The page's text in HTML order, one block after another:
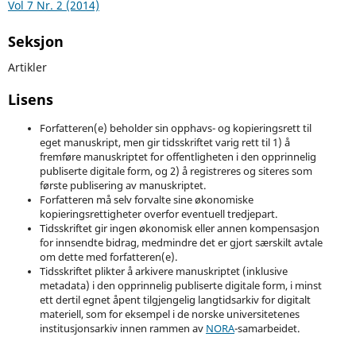
Vol 7 Nr. 2 (2014)
Seksjon
Artikler
Lisens
Forfatteren(e) beholder sin opphavs- og kopieringsrett til
eget manuskript, men gir tidsskriftet varig rett til 1) å
fremføre manuskriptet for offentligheten i den opprinnelig
publiserte digitale form, og 2) å registreres og siteres som
første publisering av manuskriptet.
Forfatteren må selv forvalte sine økonomiske
kopieringsrettigheter overfor eventuell tredjepart.
Tidsskriftet gir ingen økonomisk eller annen kompensasjon
for innsendte bidrag, medmindre det er gjort særskilt avtale
om dette med forfatteren(e).
Tidsskriftet plikter å arkivere manuskriptet (inklusive
metadata) i den opprinnelig publiserte digitale form, i minst
ett dertil egnet åpent tilgjengelig langtidsarkiv for digitalt
materiell, som for eksempel i de norske universitetenes
institusjonsarkiv innen rammen av NORA-samarbeidet.